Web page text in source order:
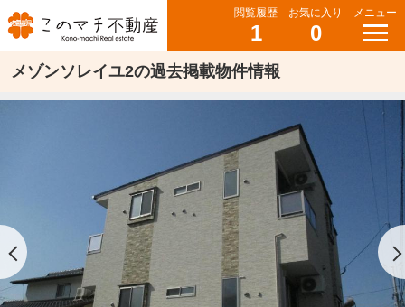
閲覧履歴
1
お気に入り
0
メニュー
メゾンソレイユ2の過去掲載物件情報